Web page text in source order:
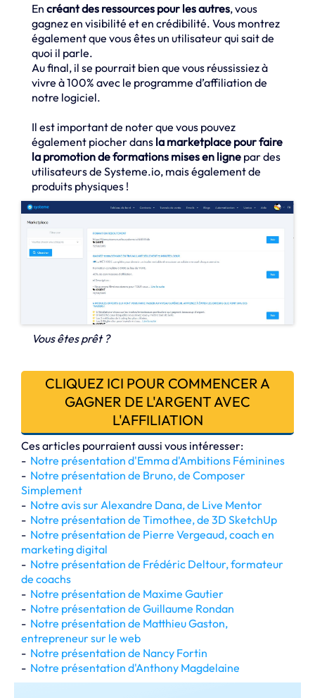
En créant des ressources pour les autres, vous
gagnez en visibilité et en crédibilité. Vous montrez
également que vous êtes un utilisateur qui sait de
quoi il parle.
Au final, il se pourrait bien que vous réussissiez à
vivre à 100% avec le programme d’affiliation de
notre logiciel.
Il est important de noter que vous pouvez
également piocher dans la marketplace pour faire
la promotion de formations mises en ligne par des
utilisateurs de Systeme.io, mais également de
produits physiques !
Vous êtes prêt ?
CLIQUEZ ICI POUR COMMENCER A
GAGNER DE L'ARGENT AVEC
L'AFFILIATION
Ces articles pourraient aussi vous intéresser:
- Notre présentation d'Emma d'Ambitions Féminines
- Notre présentation de Bruno, de Composer
Simplement
- Notre avis sur Alexandre Dana, de Live Mentor
- Notre présentation de Timothee, de 3D SketchUp
- Notre présentation de Pierre Vergeaud, coach en
marketing digital
- Notre présentation de Frédéric Deltour, formateur
de coachs
- Notre présentation de Maxime Gautier
- Notre présentation de Guillaume Rondan
- Notre présentation de Matthieu Gaston,
entrepreneur sur le web
- Notre présentation de Nancy Fortin
- Notre présentation d'Anthony Magdelaine